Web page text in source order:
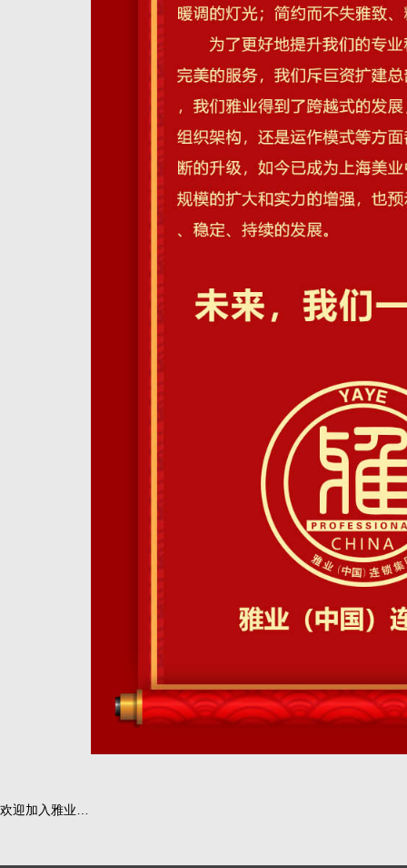
欢迎加入雅业…